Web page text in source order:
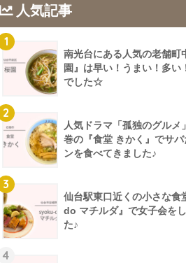
人気記事
1
南光台にある人気の老舗町
園』は早い！うまい！多い
でした☆
2
人気ドラマ「孤独のグルメ
巻の『食堂 きかく』でサバ
ンを食べてきました♪
3
仙台駅東口近くの小さな
do マチルダ』で女子会を
た♪
4